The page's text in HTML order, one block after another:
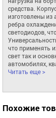
средства.
изготовлены
ребра
светодиодов,
что применять
свет так и
автомобилях,
Читать еще >
Похожие